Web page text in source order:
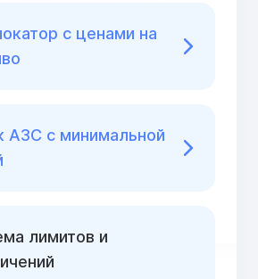
с ценами на
АЗС с минимальной
лимитов и